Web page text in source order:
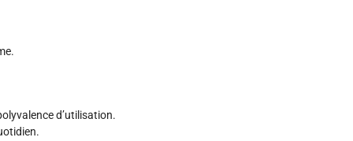
d’utilisation.